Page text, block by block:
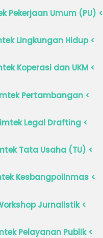
Pekerjaan Umum (PU) <
Lingkungan Hidup <
Koperasi dan UKM <
Pertambangan <
Legal Drafting <
Tata Usaha (TU) <
Kesbangpolinmas <
Jurnalistik <
Pelayanan Publik <